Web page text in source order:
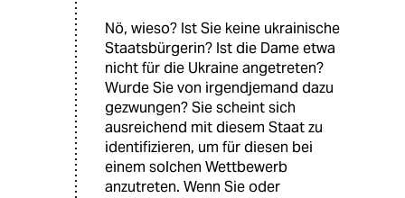
Nö, wieso? Ist Sie keine ukrainische
Staatsbürgerin? Ist die Dame etwa
nicht für die Ukraine angetreten?
Wurde Sie von irgendjemand dazu
gezwungen? Sie scheint sich
ausreichend mit diesem Staat zu
identifizieren, um für diesen bei
einem solchen Wettbewerb
anzutreten. Wenn Sie oder